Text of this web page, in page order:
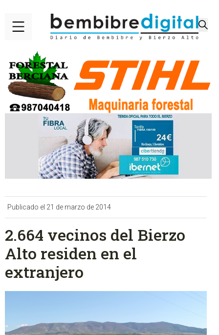
Publicado el 21 de marzo de 2014
2.664 vecinos del Bierzo
Alto residen en el
extranjero